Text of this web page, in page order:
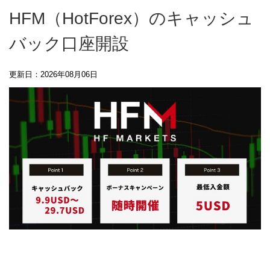
HFM（HotForex）のキャッシュ
バック口座開設
更新日：2026年08月06日